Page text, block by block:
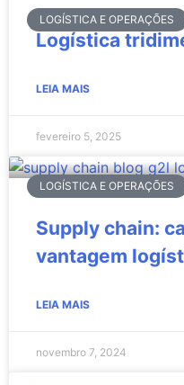
LOGÍSTICA E OPERAÇÕES
Logística
LEIA MAIS
fevereiro 5, 2025
LOGÍSTICA E OPERAÇÕES
Supply chain:
vantagem
LEIA MAIS
novembro 7, 2024